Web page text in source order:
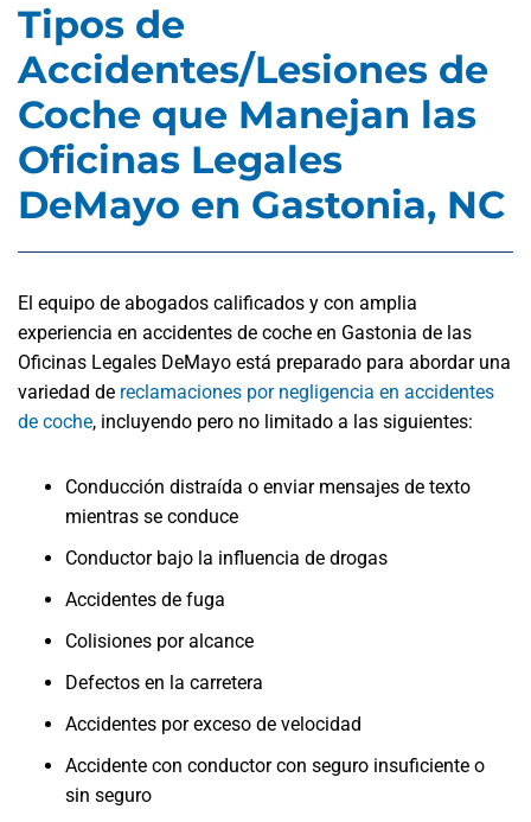
Tipos de
Accidentes/Lesiones de
Coche que Manejan las
Oficinas Legales
DeMayo en Gastonia, NC
El equipo de abogados calificados y con amplia
experiencia en accidentes de coche en Gastonia de las
Oficinas Legales DeMayo está preparado para abordar una
variedad de reclamaciones por negligencia en accidentes
de coche, incluyendo pero no limitado a las siguientes:
Conducción distraída o enviar mensajes de texto
mientras se conduce
Conductor bajo la influencia de drogas
Accidentes de fuga
Colisiones por alcance
Defectos en la carretera
Accidentes por exceso de velocidad
Accidente con conductor con seguro insuficiente o
sin seguro